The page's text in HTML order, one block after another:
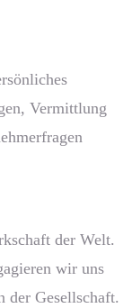
Vermittlung
der Welt.
wir uns
Gesellschaft.